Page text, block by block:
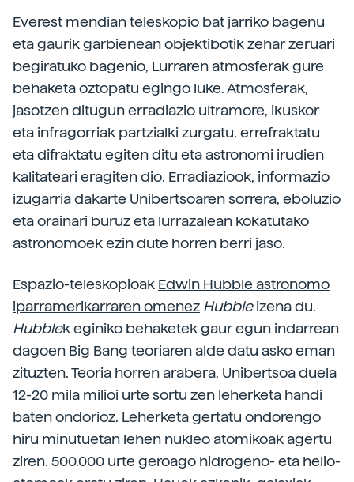
Everest mendian teleskopio bat jarriko bagenu
eta gaurik garbienean objektibotik zehar zeruari
begiratuko bagenio, Lurraren atmosferak gure
behaketa oztopatu egingo luke. Atmosferak,
jasotzen ditugun erradiazio ultramore, ikuskor
eta infragorriak partzialki zurgatu, errefraktatu
eta difraktatu egiten ditu eta astronomi irudien
kalitateari eragiten dio. Erradiaziook, informazio
izugarria dakarte Unibertsoaren sorrera, eboluzio
eta orainari buruz eta lurrazalean kokatutako
astronomoek ezin dute horren berri jaso.
Espazio-teleskopioak Edwin Hubble astronomo
iparramerikarraren omenez Hubbleizena du.
Hubblek eginiko behaketek gaur egun indarrean
dagoen Big Bang teoriaren alde datu asko eman
zituzten. Teoria horren arabera, Unibertsoa duela
12-20 mila milioi urte sortu zen leherketa handi
baten ondorioz. Leherketa gertatu ondorengo
hiru minutuetan lehen nukleo atomikoak agertu
ziren. 500.000 urte geroago hidrogeno- eta helio-